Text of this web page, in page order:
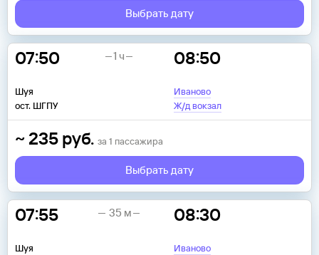
Выбрать дату
07:50
Шуя
ост. ШГПУ
08:50
Иваново
Ж/д вокзал
1 ч
~ 235 руб. за 1 пассажира
Выбрать дату
07:55
Шуя
08:30
Иваново
35 м